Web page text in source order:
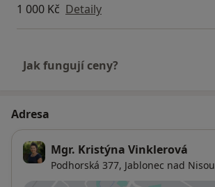
1 000 Kč Detaily
Jak fungují ceny?
Adresa
Mgr. Kristýna Vinklerová
Podhorská 377, Jablonec nad Nisou